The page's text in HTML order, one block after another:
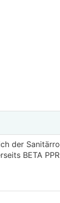
der
BETA